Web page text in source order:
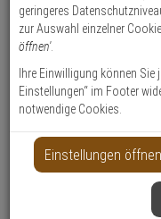
Zeichen
ein,
um
Suche
gestartet
Weiß
Produktmerkmale
Datenblatt drucken
Produktinformationen
Zubehörartikel,
Anwendung:
geringeres
zur Auswahl einzelner
öffnen'.
Ihre Einwilligung können Sie
Einstellungen“ im Footer
notwendige Cookies.
Einstellungen öffnen